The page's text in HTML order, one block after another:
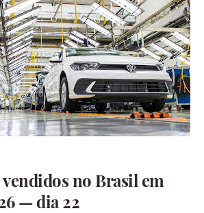
no Brasil em
— dia 22